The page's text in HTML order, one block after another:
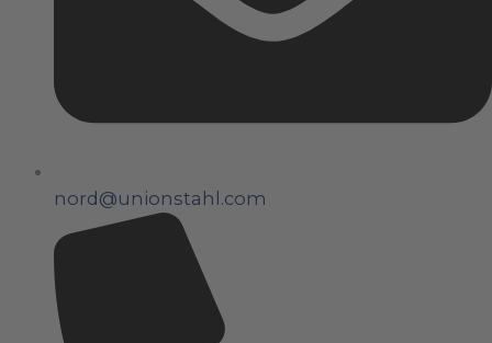
nord@unionstahl.com